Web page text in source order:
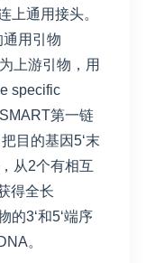
上通用接头。
用引物
上游引物，用
specific
第一链
目的基因5‘末
从2个有相互
得全长
的3‘和5‘端序
。